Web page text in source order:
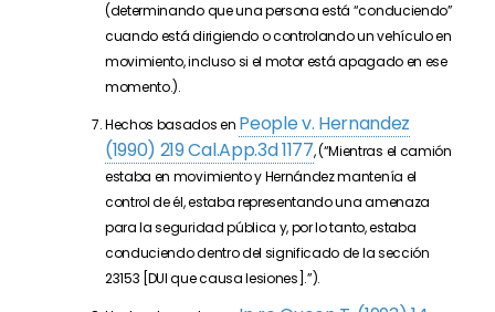
(determinando que una persona está “conduciendo”
cuando está dirigiendo o controlando un vehículo en
movimiento, incluso si el motor está apagado en ese
momento.).
Hechos basados en People v. Hernandez
(1990) 219 Cal.App.3d 1177, (“Mientras el camión
estaba en movimiento y Hernández mantenía el
control de él, estaba representando una amenaza
para la seguridad pública y, por lo tanto, estaba
conduciendo dentro del significado de la sección
23153 [DUI que causa lesiones].”).